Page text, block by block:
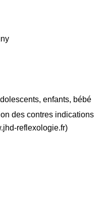
enfants, bébé
des contres indications
reflexologie.fr)